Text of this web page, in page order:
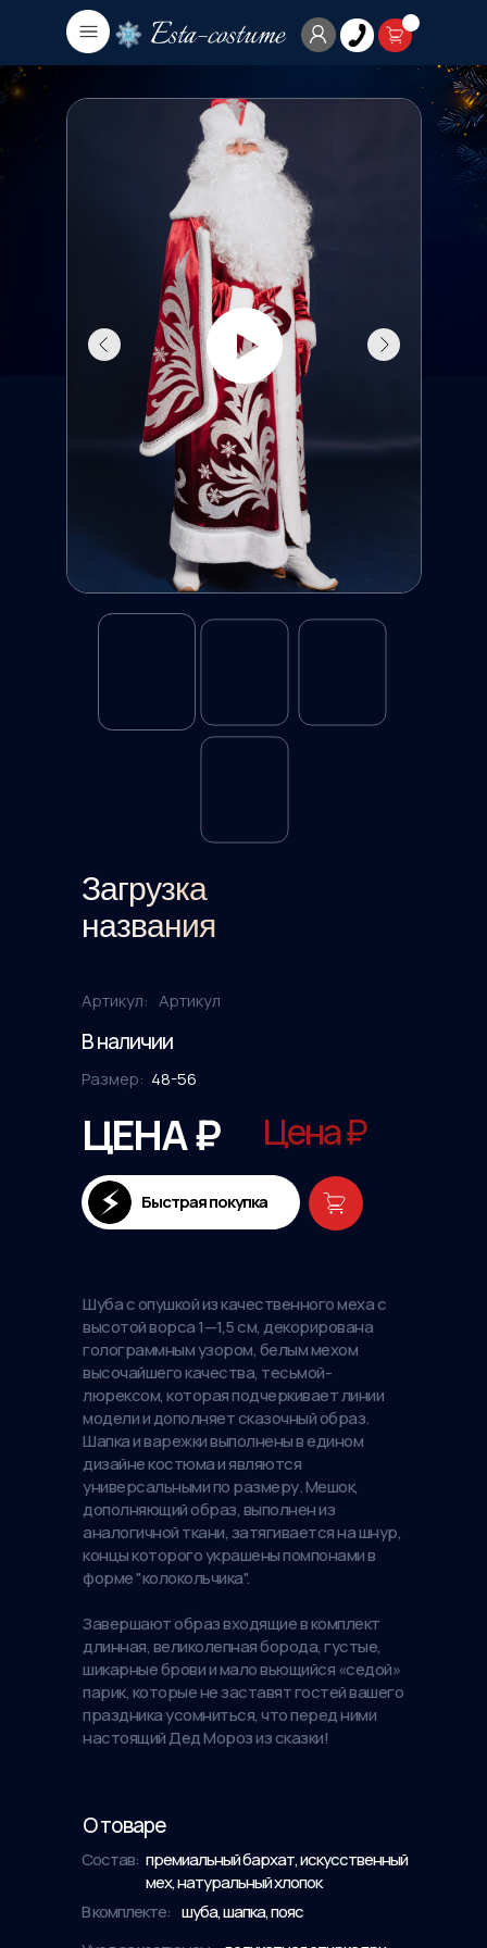
Шуба с опушкой из качественного меха с
высотой ворса 1—1,5 см, декорирована
голограммным узором, белым мехом
высочайшего качества, тесьмой-
люрексом, которая подчеркивает линии
модели и дополняет сказочный образ.
Шапка и варежки выполнены в едином
дизайне костюма и являются
универсальными по размеру. Мешок,
дополняющий образ, выполнен из
аналогичной ткани, затягивается на шнур,
концы которого украшены помпонами в
форме "колокольчика".
Завершают образ входящие в комплект
длинная, великолепная борода, густые,
шикарные брови и мало вьющийся «седой»
парик, которые не заставят гостей вашего
праздника усомниться, что перед ними
настоящий Дед Мороз из сказки!
ЦЕНА ₽
Загрузка
названия
В комплекте: шуба, шапка, пояс
Состав: премиальный бархат, искусственный
мех, натуральный хлопок
О товаре
В наличии
Артикул
Артикул:
Размер: 48-56
Быстрая покупка
Цена ₽